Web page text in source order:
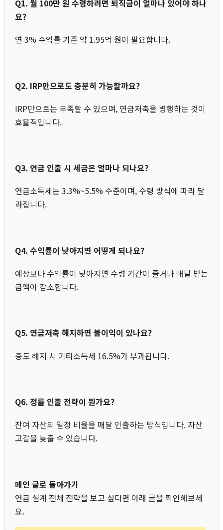
Q1. 월 100만 원 수령하려면 퇴직금이 얼마나 있어야 하나
요?
연 3% 수익률 기준 약 1.95억 원이 필요합니다.
Q2. IRP만으로도 충분히 가능할까요?
IRP만으로는 부족할 수 있으며, 연금저축을 병행하는 것이
효율적입니다.
Q3. 연금 인출 시 세금은 얼마나 되나요?
연금소득세는 3.3%~5.5% 수준이며, 수령 방식에 따라 달
라집니다.
Q4. 수익률이 낮아지면 어떻게 되나요?
예상보다 수익률이 낮아지면 수령 기간이 줄거나 매달 받는
금액이 감소합니다.
Q5. 연금저축 해지하면 불이익이 있나요?
중도 해지 시 기타소득세 16.5%가 부과됩니다.
Q6. 정률 인출 전략이 뭔가요?
잔여 자산의 일정 비율을 매달 인출하는 방식입니다. 자산
고갈을 늦출 수 있습니다.
메인 글로 돌아가기
연금 설계 전체 전략을 보고 싶다면 아래 글을 확인해보세
요.